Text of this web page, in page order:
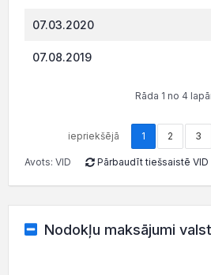
07.03.2020
07.08.2019
Rāda 1 no 4
iepriekšējā 1 2 3
Avots: VID Pārbaudīt tiešsaistē
Nodokļu maksājumi